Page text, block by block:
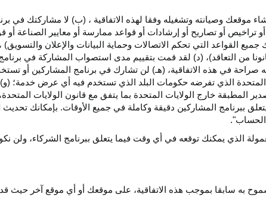
موقعك وصيانته وتشغيله وفقا لهذه الاتفاقية ، (ب) لا مشاركتك في
تراخيص أو تصاريح أو إرشادات أو قواعد ممارسة أو معايير الصناعة أو
القواعد التي تحكم الاتصالات وحماية البيانات والإعلان
من التعاقد)، (د) لقد قمت بتقييم مدى استصواب
المشاركة في
في هذه الاتفاقية، (هـ) لن تشارك في برنامج المشاركين أو
المتحدة الذي تفرضه حكومات البلد الذي تستخدم فيه أي عرض خدمة؛
المطبقة خارج الولايات المتحدة بما يتفق مع قانون الولايات
ببرنامج المشاركين دقيقة وكاملة في جميع الأوقات. بإمكانك
الذي يمكنك توقعه في أي وقت فيما يتعلق ببرنامج الشركاء، ولن
به سابقا بموجب هذه الاتفاقية، على موقعك أو أي موقع آخر حيث